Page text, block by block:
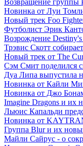
Возвращение группы
Новинка от Луи
Новый трек Foo
Футболист Эрик
Возрождение
Трэвис Скотт
Новый трек от The
Сэм Смит поделился
Дуа Липа выпустила
Новинка от Кайли
Новинка от Джо
Imagine Dragons и их
Льюис Капальди
Новинка от
Группа Blur и их
Майли Сайрус - о